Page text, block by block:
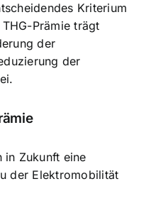
Kriterium
Prämie trägt
der
der
in Zukunft eine
der Elektromobilität